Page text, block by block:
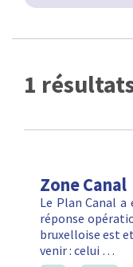
1
Zone Canal
Le Plan Canal
réponse
bruxelloise est
venir : celui …